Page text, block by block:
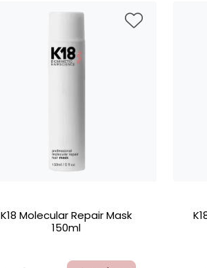
K18 Molecular Repair Mask
150ml